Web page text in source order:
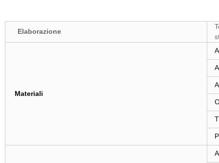
Elaborazione
Materiali